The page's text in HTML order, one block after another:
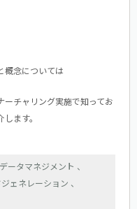
概念については
ーチャリング実施で知ってお
ます。
ータマネジメント 、
ジェネレーション 、